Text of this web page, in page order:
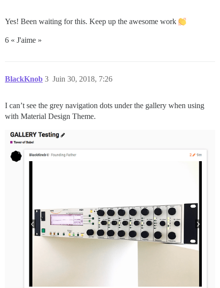
Yes! Been waiting for this. Keep up the awesome work
6 « J'aime »
BlackKnob Juin 30, 2018, 7:26
3
I can’t see the grey navigation dots under the gallery when using
with Material Design Theme.